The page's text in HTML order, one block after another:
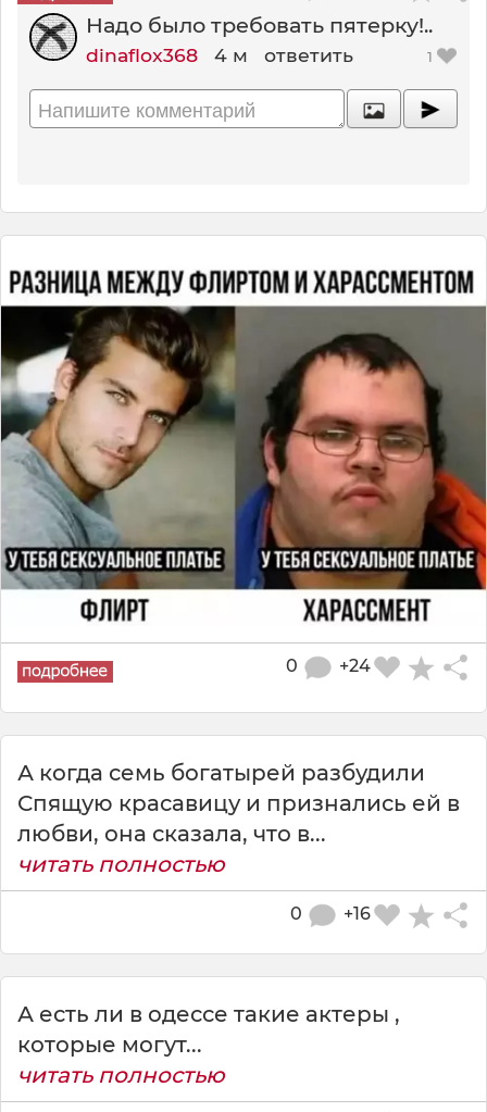
Надо было требовать пятерку!..
dinaflox368 4 м ответить 1
+24
0
А когда семь богатырей разбудили
Спящую красавицу и признались ей в
любви, она сказала, что в...
читать полностью
+16
0
А есть ли в одессе такие актеры ,
которые могут...
читать полностью